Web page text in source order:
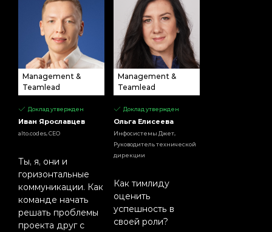
Management &
Teamlead
Доклад утвержден
Иван Ярославцев
alto.codes, CEO
Ты, я, они и
горизонтальные
коммуникации. Как
команде начать
решать проблемы
проекта друг с
Management &
Teamlead
Доклад утвержден
Ольга Елисеева
Инфосистемы Джет,
Руководитель технической
дирекции
Как тимлиду
оценить
успешность в
своей роли?